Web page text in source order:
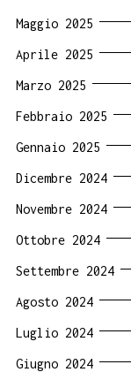
Maggio 2025
Aprile 2025
Marzo 2025
Febbraio 2025
Gennaio 2025
Dicembre 2024
Novembre 2024
Ottobre 2024
Settembre 2024
Agosto 2024
Luglio 2024
Giugno 2024